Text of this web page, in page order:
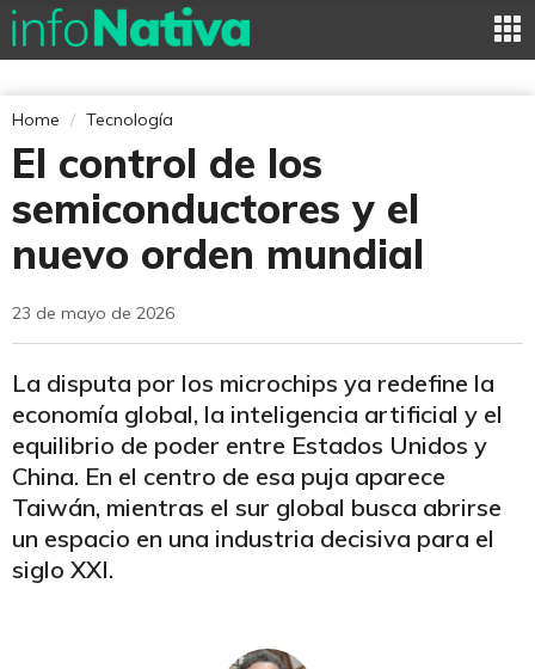
Home Tecnología
El control de los
semiconductores y el
nuevo orden mundial
23 de mayo de 2026
La disputa por los microchips ya redefine la
economía global, la inteligencia artificial y el
equilibrio de poder entre Estados Unidos y
China. En el centro de esa puja aparece
Taiwán, mientras el sur global busca abrirse
un espacio en una industria decisiva para el
siglo XXI.